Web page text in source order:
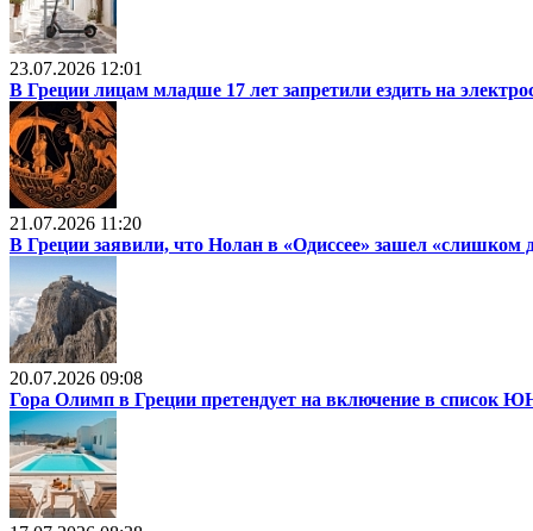
23.07.2026 12:01
В Греции лицам младше 17 лет запретили ездить на
21.07.2026 11:20
В Греции заявили, что Нолан в «Одиссее» зашел «слишком
20.07.2026 09:08
Гора Олимп в Греции претендует на включение в список